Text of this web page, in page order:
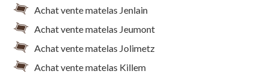
Achat vente matelas Jenlain
Achat vente matelas Jeumont
Achat vente matelas Jolimetz
Achat vente matelas Killem